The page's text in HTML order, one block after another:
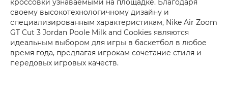
кроссовки узнаваемыми на площадке. Благодаря
своему высокотехнологичному дизайну и
специализированным характеристикам, Nike Air Zoom
GT Cut 3 Jordan Poole Milk and Cookies являются
идеальным выбором для игры в баскетбол в любое
время года, предлагая игрокам сочетание стиля и
передовых игровых качеств.